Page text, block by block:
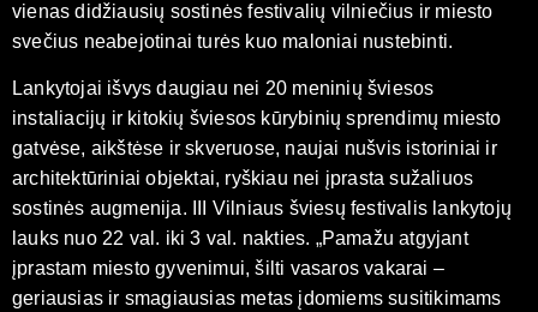
vienas didžiausių sostinės festivalių vilniečius ir miesto
svečius neabejotinai turės kuo maloniai nustebinti.
Lankytojai išvys daugiau nei 20 meninių šviesos
instaliacijų ir kitokių šviesos kūrybinių sprendimų miesto
gatvėse, aikštėse ir skveruose, naujai nušvis istoriniai ir
architektūriniai objektai, ryškiau nei įprasta sužaliuos
sostinės augmenija. III Vilniaus šviesų festivalis lankytojų
lauks nuo 22 val. iki 3 val. nakties. „Pamažu atgyjant
įprastam miesto gyvenimui, šilti vasaros vakarai –
geriausias ir smagiausias metas įdomiems susitikimams